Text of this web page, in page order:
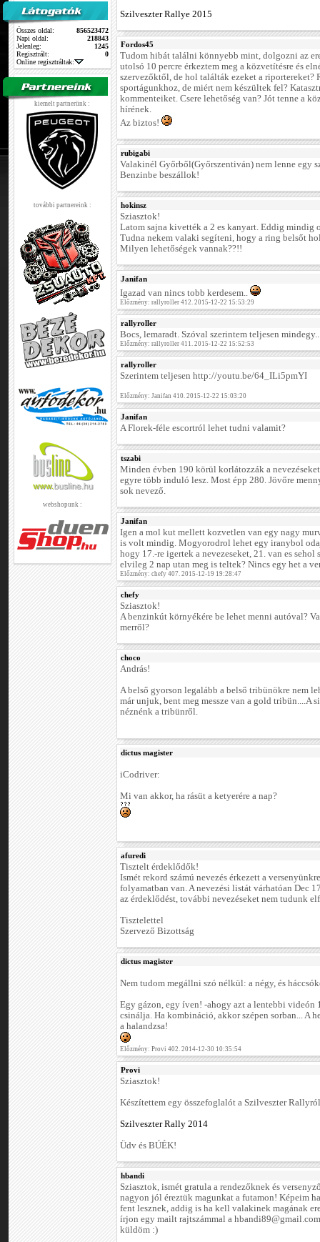
Összes oldal:
856523472
Napi oldal:
218843
Jelenleg:
1245
Regisztrált:
0
Online regisztráltak:
kiemelt partnerünk :
további partnereink :
webshopunk :
Szilveszter Rallye 2015
Fordos45
Tudom hibát találni könnyebb mint, dolgozni az
utolsó 10 percre érkeztem meg a közvetítésre és
szervezőktől, de hol találták ezeket a riportereket?
sportágunkhoz, de miért nem készültek fel?
kommenteiket. Csere lehetőség van? Jót tenne a
hírének.
Az biztos!
rubigabi
Valakinél Győrből(Győrszentiván) nem lenne egy
Benzinbe beszállok!
hokinsz
Sziasztok!
Latom sajna kivették a 2 es kanyart. Eddig mindig
Tudna nekem valaki segíteni, hogy a ring belsőt
Milyen lehetőségek vannak??!!
Janifan
Igazad van nincs tobb kerdesem..
Előzmény: rallyroller 412. 2015-12-22 15:53:29
rallyroller
Bocs, lemaradt. Szóval szerintem teljesen
Előzmény: rallyroller 411. 2015-12-22 15:52:53
rallyroller
Szerintem teljesen http://youtu.be/64_ILi5pmYI
Előzmény: Janifan 410. 2015-12-22 15:03:20
Janifan
A Florek-féle escortról lehet tudni valamit?
tszabi
Minden évben 190 körül korlátozzák a
egyre több induló lesz. Most épp 280. Jövőre
sok nevező.
Janifan
Igen a mol kut mellett kozvetlen van egy nagy
is volt mindig. Mogyorodrol lehet egy iranybol
hogy 17.-re igertek a nevezeseket, 21. van es
elvileg 2 nap utan meg is teltek? Nincs egy het a
Előzmény: chefy 407. 2015-12-19 19:28:47
chefy
Sziasztok!
A benzinkút környékére be lehet menni autóval?
merről?
choco
András!
A belső gyorson legalább a belső tribünökre nem
már unjuk, bent meg messze van a gold tribün....A
néznénk a tribünről.
dictus magister
iCodriver:
Mi van akkor, ha rásüt a ketyerére a nap?
afuredi
Tisztelt érdeklődők!
Ismét rekord számú nevezés érkezett a
folyamatban van. A nevezési listát várhatóan Dec
az érdeklődést, további nevezéseket nem tudunk
Tisztelettel
Szervező Bizottság
dictus magister
Nem tudom megállni szó nélkül: a négy, és
Egy gázon, egy íven! -ahogy azt a lentebbi videón
csinálja. Ha kombináció, akkor szépen sorban... A
a halandzsa!
Előzmény: Provi 402. 2014-12-30 10:35:54
Provi
Sziasztok!
Készítettem egy összefoglalót a Szilveszter
Szilveszter Rally 2014
Üdv és BÚÉK!
hbandi
Sziasztok, ismét gratula a rendezőknek és
nagyon jól éreztük magunkat a futamon! Képeim
fent lesznek, addig is ha kell valakinek magának
írjon egy mailt rajtszámmal a
küldöm :)